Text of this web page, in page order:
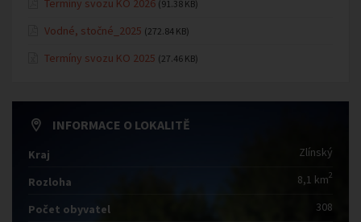
Termíny svozu KO 2026 (91.38 KB)
Vodné, stočné_2025 (272.84 KB)
Termíny svozu KO 2025 (27.46 KB)
INFORMACE O LOKALITĚ
Kraj Zlínský
Rozloha 8,1 km2
Počet obyvatel 308